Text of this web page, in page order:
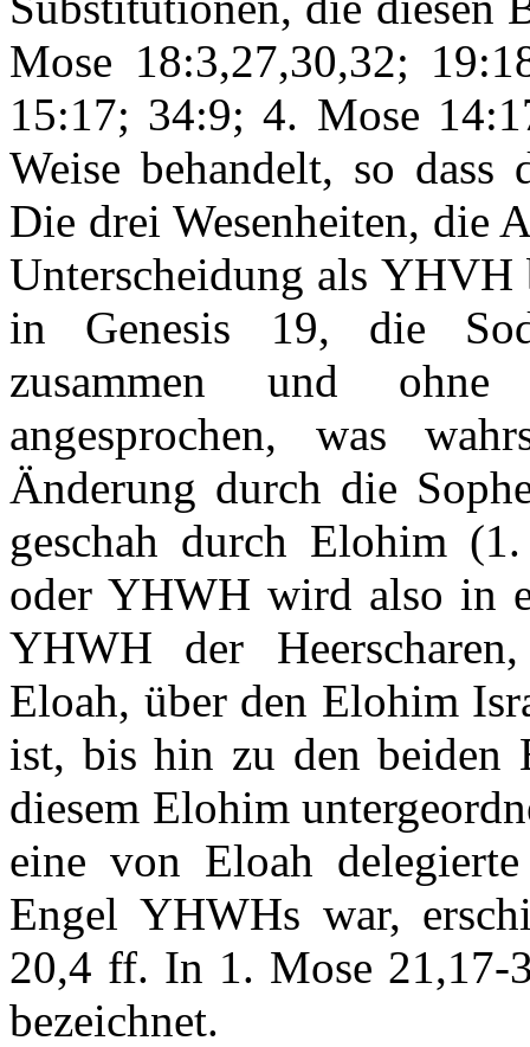
Mose 18:3,27,30,32;
15:17; 34:9; 4. Mose
Weise behandelt, so
Die drei Wesenheiten, die
Unterscheidung als YHVH
in Genesis 19, die
zusammen und
angesprochen, was
Änderung durch die
geschah durch Elohim
oder YHWH wird also in
YHWH der
Eloah, über den Elohim
ist, bis hin zu den beiden
diesem Elohim
eine von Eloah
Engel YHWHs war,
20,4 ff. In 1. Mose
bezeichnet.